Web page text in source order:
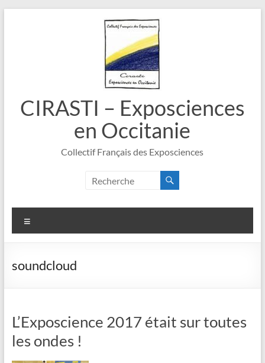
CIRASTI – Exposciences
en Occitanie
Collectif Français des Exposciences
soundcloud
L’Exposcience 2017 était sur toutes
les ondes !